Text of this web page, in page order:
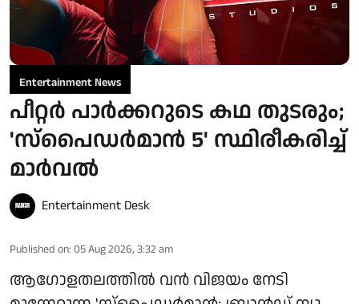
Entertainment News
പീറ്റർ പാർക്കറുടെ കഥ തുടരും;
'സ്‌പൈഡർമാൻ 5' സ്ഥിരീകരിച്ച്
മാർവൽ
Entertainment Desk
Published on: 05 Aug 2026, 3:32 am
ആഗോളതലത്തിൽ വൻ വിജയം നേടി